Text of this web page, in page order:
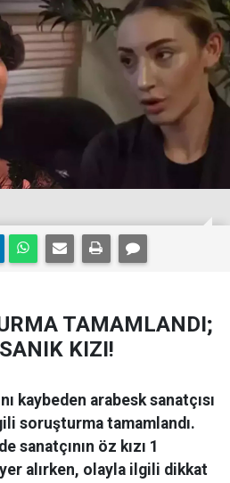
TAMAMLANDI;
KIZI!
kaybeden arabesk sanatçısı
soruşturma tamamlandı.
sanatçının öz kızı 1
alırken, olayla ilgili dikkat